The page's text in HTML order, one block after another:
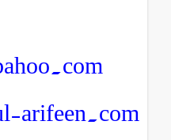
arifeen.com